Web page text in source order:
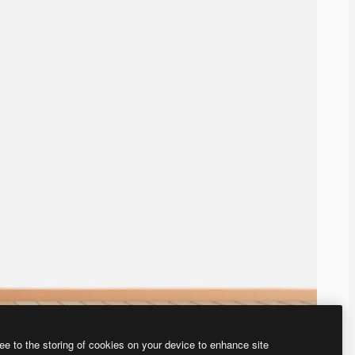
to the storing of cookies on your device to enhance site